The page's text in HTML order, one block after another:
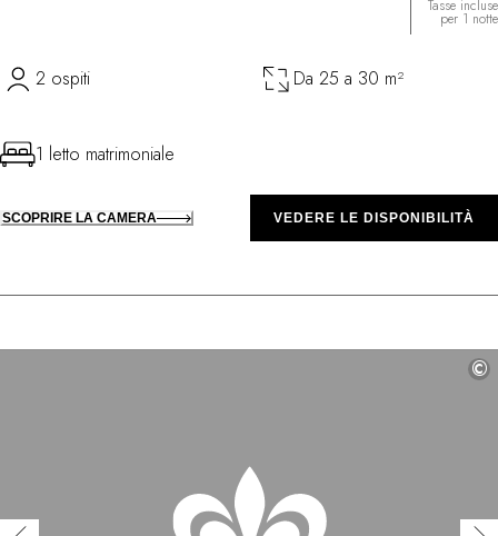
Tasse incluse
per 1 notte
2 ospiti Da 25 a 30 m²
1 letto matrimoniale
SCOPRIRE LA CAMERA VEDERE LE DISPONIBILITÀ
©